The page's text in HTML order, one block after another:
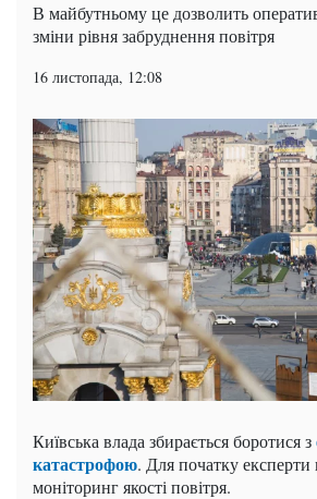
В майбутньому це дозволить
зміни рівня забруднення повітря
16 листопада, 12:08
Київська влада збирається боротися з
катастрофою. Для початку експерти
моніторинг якості повітря.